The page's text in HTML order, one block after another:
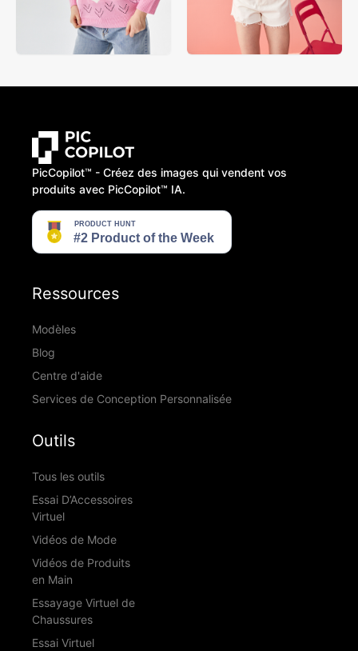
PicCopilot™️ - Créez des images qui vendent vos
produits avec PicCopilot™️ IA.
Ressources
Modèles
Blog
Centre d'aide
Services de Conception Personnalisée
Outils
Tous les outils
Essai D’Accessoires
Virtuel
Vidéos de Mode
Vidéos de Produits
en Main
Essayage Virtuel de
Chaussures
Essai Virtuel